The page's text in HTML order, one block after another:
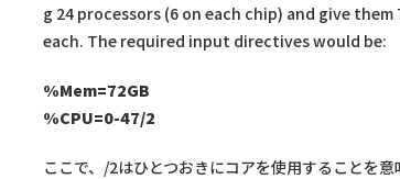
g 24 processors (6 on each chip) and give
each. The required input directives would be:
%Mem=72GB
%CPU=0-47/2
ここで、/2はひとつおきにコアを使用することを